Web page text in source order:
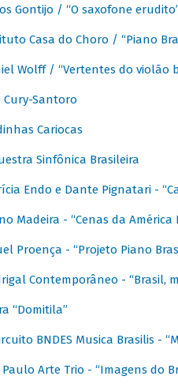
Gontijo / “O saxofone
Casa do Choro / “Piano
Wolff / “Vertentes do violão
Cury-Santoro
Cariocas
Sinfônica Brasileira
Endo e Dante Pignatari -
Madeira - “Cenas da América
Proença - “Projeto Piano
Contemporâneo - “Brasil,
“Domitila”
BNDES Musica Brasilis -
Paulo Arte Trio - “Imagens do